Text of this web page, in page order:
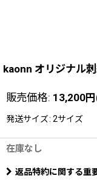
kaonn オリジナル
販売価格: 13,200円
発送サイズ: 2サイズ
在庫なし
返品特約に関する重